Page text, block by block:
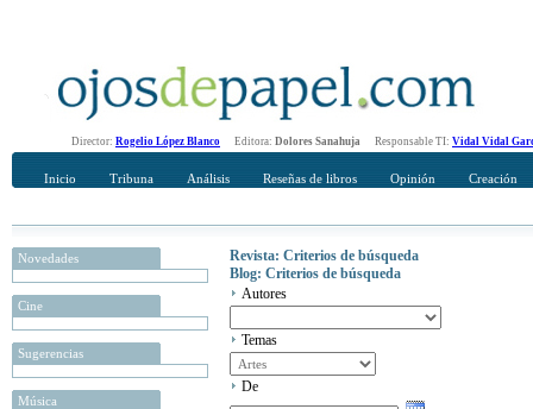
Director: Rogelio López Blanco Editora: Dolores Sanahuja Responsable TI: Vidal Vidal
Inicio Tribuna Análisis Reseñas de libros Opinión Creación
Novedades
Cine
Sugerencias
Música
Revista: Criterios de búsqueda
Blog: Criterios de búsqueda
Autores
Temas
De